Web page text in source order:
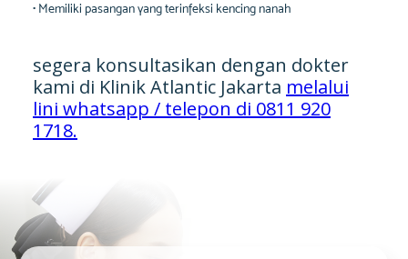
• Memiliki pasangan yang terinfeksi kencing nanah
segera konsultasikan dengan dokter
kami di Klinik Atlantic Jakarta melalui
lini whatsapp / telepon di 0811 920
1718.